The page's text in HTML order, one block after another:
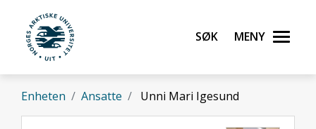
Gå til hovedinnhold
UiT Norges arktiske universitet
Søk Meny
Enheten Ansatte Unni Mari Igesund